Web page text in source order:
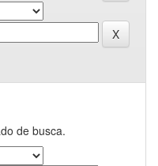
de busca.